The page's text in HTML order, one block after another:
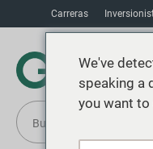
Carreras
We've
speaking a
you want to